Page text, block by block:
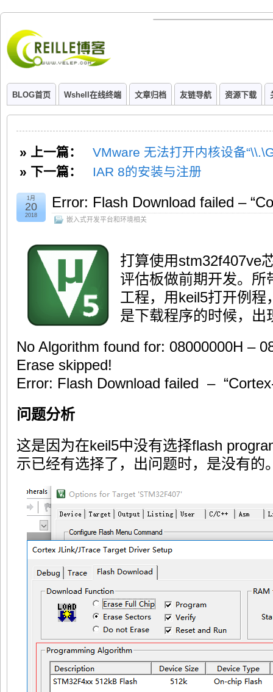
BLOG首页 Wshell在线终端 文章归档 友链导航 资源下载
» 上一篇：
VMware 无法打开内核设备
» 下一篇：
IAR 8的安装与注册
Error: Flash Download failed –
嵌入式开发平台和环境相关
1月
20
2018
打算使用stm32f407ve
评估板做前期开发。所
工程，用keil5打开例
是下载程序的时候，出
No Algorithm found for: 08000000H –
Erase skipped!
Error: Flash Download failed –
问题分析
这是因为在keil5中没有选择flash
示已经有选择了，出问题时，是没有的